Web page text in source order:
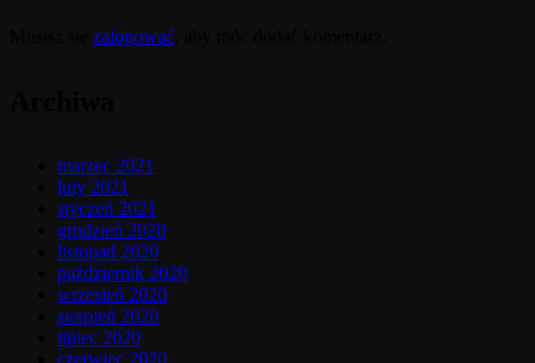
zalogować
marzec 2021
luty 2021
styczeń 2021
grudzień 2020
listopad 2020
październik 2020
wrzesień 2020
sierpień 2020
lipiec 2020